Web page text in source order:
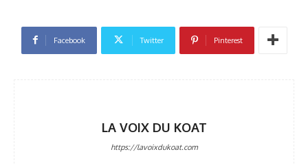
Facebook Twitter Pinterest
LA VOIX DU KOAT
https://lavoixdukoat.com